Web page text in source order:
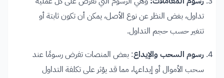
تداول، بغض النظر عن نوع الأصل، يمكن أن تكون ثابتة أو
تتغير حسب حجم التداول.
رسوم السحب والإيداع: بعض المنصات تفرض رسومًا عند
سحب الأموال أو إيداعها، مما قد يؤثر على تكلفة التداول